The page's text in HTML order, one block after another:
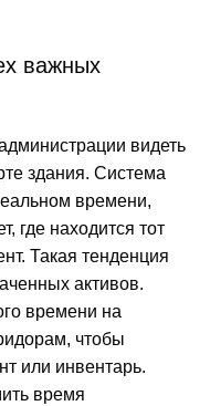
важных
видеть
здания. Система
времени,
где находится тот
Такая тенденция
активов.
времени на
чтобы
или инвентарь.
время